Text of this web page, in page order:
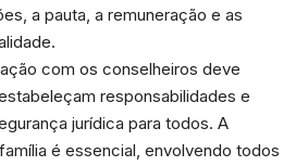
a pauta, a remuneração e as
com os conselheiros deve
responsabilidades e
jurídica para todos. A
é essencial, envolvendo todos